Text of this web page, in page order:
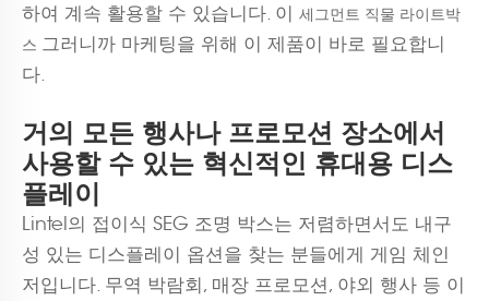
하여 계속 활용할 수 있습니다. 이 세그먼트 직물 라이트박
스 그러니까 마케팅을 위해 이 제품이 바로 필요합니
다.
거의 모든 행사나 프로모션 장소에서
사용할 수 있는 혁신적인 휴대용 디스
플레이
Lintel의 접이식 SEG 조명 박스는 저렴하면서도 내구
성 있는 디스플레이 옵션을 찾는 분들에게 게임 체인
저입니다. 무역 박람회, 매장 프로모션, 야외 행사 등 이